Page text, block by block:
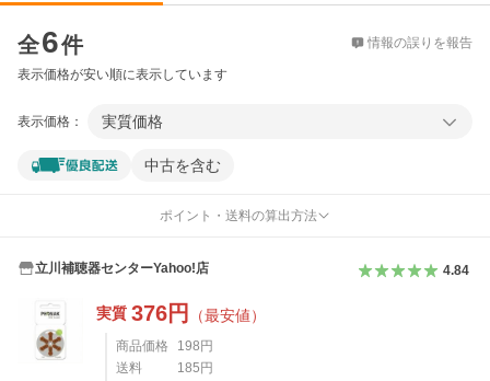
全6件 情報の誤りを報告
表示価格が安い順に表示しています
表示価格： 実質価格
中古を含む
ポイント・送料の算出方法
立川補聴器センターYahoo!店 4.84
実質 376円 （最安値）
商品価格 198 円
送料
185 円